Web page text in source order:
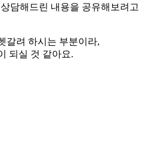
담해드린 내용을 공유해보려고
갈려 하시는 부분이라,
되실 것 같아요.